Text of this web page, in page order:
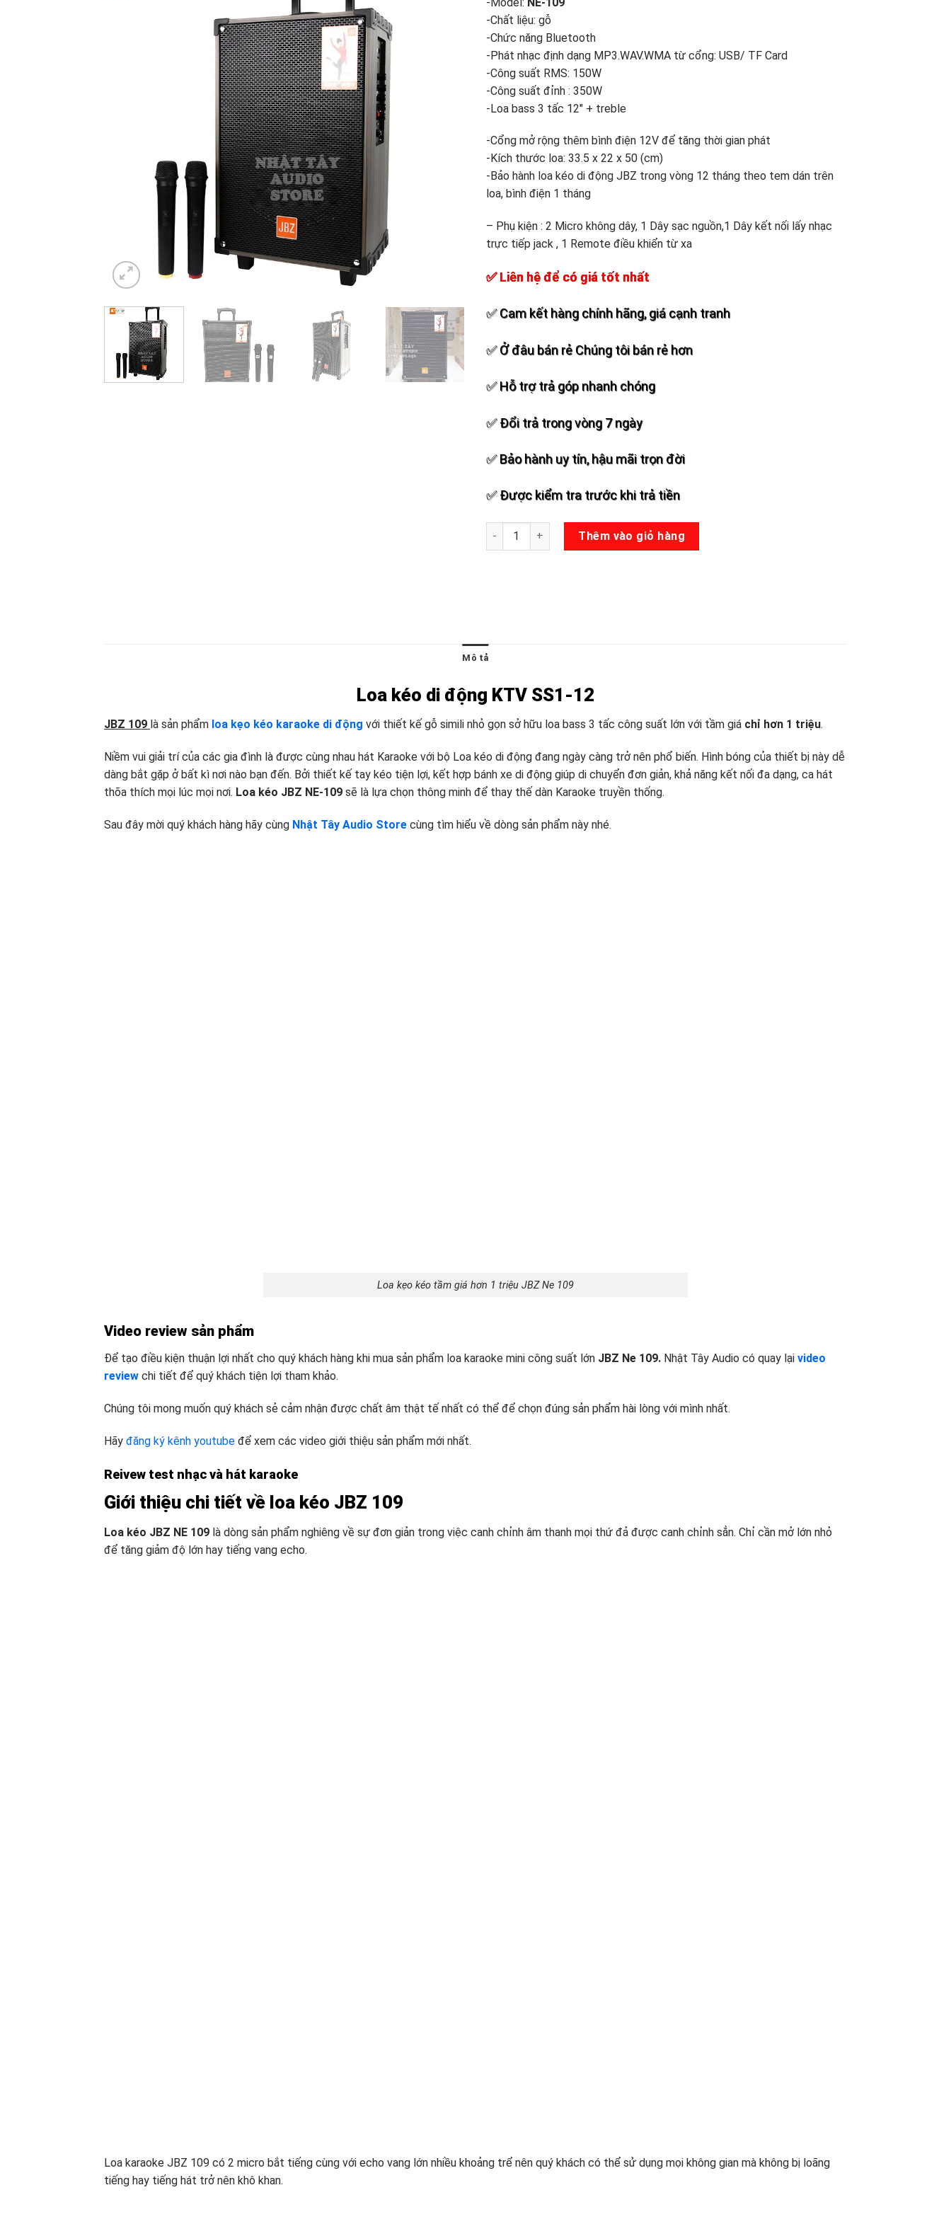
-Chất liệu: gỗ
-Chức năng Bluetooth
-Phát nhạc định dạng MP3.WAV.WMA từ cổng: USB/ TF Card
-Công suất RMS: 150W
-Công suất đỉnh : 350W
-Loa bass 3 tấc 12″ + treble
-Cổng mở rộng thêm bình điện 12V để tăng thời gian phát
-Kích thước loa: 33.5 x 22 x 50 (cm)
-Bảo hành loa kéo di động JBZ trong vòng 12 tháng theo tem dán trên
loa, bình điện 1 tháng
– Phụ kiện : 2 Micro không dây, 1 Dây sạc nguồn,1 Dây kết nối lấy nhạc
trực tiếp jack , 1 Remote điều khiển từ xa
✅ Liên hệ để có giá tốt nhất
✅ Cam kết hàng chính hãng, giá cạnh tranh
✅ Ở đâu bán rẻ Chúng tôi bán rẻ hơn
✅ Hỗ trợ trả góp nhanh chóng
✅ Đổi trả trong vòng 7 ngày
✅ Bảo hành uy tín, hậu mãi trọn đời
✅ Được kiểm tra trước khi trả tiền
Loa kéo JBZ 109 số lượngThêm vào giỏ hàng
Mô tả
Loa kéo di động KTV SS1-12
JBZ 109 là sản phẩm loa kẹo kéo karaoke di động với thiết kế gỗ simili nhỏ gọn sở hữu loa bass 3 tấc công suất lớn với tầm giá chỉ hơn 1 triệu.
Niềm vui giải trí của các gia đình là được cùng nhau hát Karaoke với bộ Loa kéo di động đang ngày càng trở nên phổ biến. Hình bóng của thiết bị này dễ
dàng bắt gặp ở bất kì nơi nào bạn đến. Bởi thiết kế tay kéo tiện lợi, kết hợp bánh xe di động giúp di chuyển đơn giản, khả năng kết nối đa dạng, ca hát
thõa thích mọi lúc mọi nơi. Loa kéo JBZ NE-109 sẽ là lựa chọn thông minh để thay thế dàn Karaoke truyền thống.
Sau đây mời quý khách hàng hãy cùng Nhật Tây Audio Store cùng tìm hiểu về dòng sản phẩm này nhé.
Loa kẹo kéo tầm giá hơn 1 triệu JBZ Ne 109
Video review sản phẩm
Để tạo điều kiện thuận lợi nhất cho quý khách hàng khi mua sản phẩm loa karaoke mini công suất lớn JBZ Ne 109. Nhật Tây Audio có quay lại video
review chi tiết để quý khách tiện lợi tham khảo.
Chúng tôi mong muốn quý khách sẻ cảm nhận được chất âm thật tế nhất có thể để chọn đúng sản phẩm hài lòng với mình nhất.
Hãy đăng ký kênh youtube để xem các video giới thiệu sản phẩm mới nhất.
Reivew test nhạc và hát karaoke
Giới thiệu chi tiết về loa kéo JBZ 109
Loa kéo JBZ NE 109 là dòng sản phẩm nghiêng về sự đơn giản trong việc canh chỉnh âm thanh mọi thứ đả được canh chỉnh sẳn. Chỉ cần mở lớn nhỏ
để tăng giảm độ lớn hay tiếng vang echo.
Loa karaoke JBZ 109 có 2 micro bắt tiếng cùng với echo vang lớn nhiều khoảng trể nên quý khách có thể sử dụng mọi không gian mà không bị loãng
tiếng hay tiếng hát trở nên khô khan.